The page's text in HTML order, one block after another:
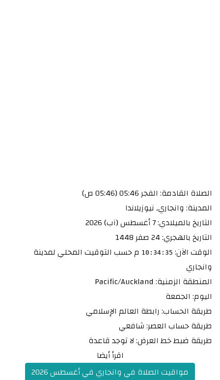
الصلاة القادمة: الفجر 05:46 (05:46 ص)
المدينة: وانجاري, نيوزيلاندا
التاريخ بالميلادي: 7 أغسطس (آب) 2026
التاريخ بالهجري: 24 صفر 1448
الوقت الآن: 10:34:36 محسب التوقيت المحلي لمدينة
وانجاري
المنطقة الزمنية: Pacific/Auckland
اليوم: الجمعة
طريقة الحساب: رابطة العالم الإسلامي
طريقة حساب العصر: شافعي
طريقة ضبط خط العرض: لا توجد قاعدة
اقرأ أيضا
مواقيت الصلاة في وانجاري في أغسطس 2026